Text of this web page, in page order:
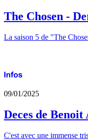
The Chosen -
La saison 5 de "The
09/01/2025
Deces de
C'est avec une immense